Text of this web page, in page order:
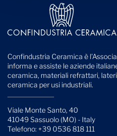
Confindustria Ceramica è
informa e assiste le aziende
ceramica, materiali refrattari,
ceramica per usi industriali.
Viale Monte Santo, 40
41049 Sassuolo (MO) - Italy
Telefono: +39 0536 818 111